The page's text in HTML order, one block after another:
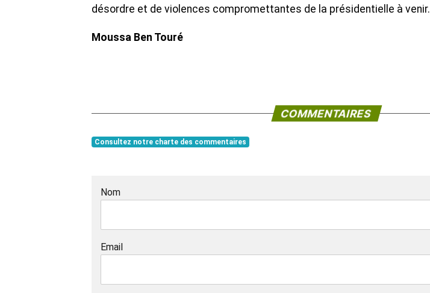
désordre et de violences compromettantes de la présidentielle à venir.
Moussa Ben Touré
COMMENTAIRES
Consultez notre charte des commentaires
Nom
Email